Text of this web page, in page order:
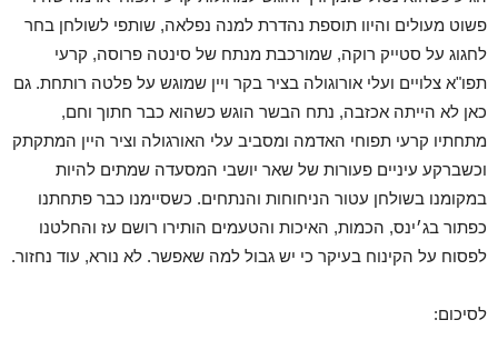
פשוט מעולים והיוו תוספת נהדרת למנה נפלאה, שותפי לשולחן בחר
לחגוג על סטייק רוקה, שמורכבת מנתח של סינטה פרוסה, קרעי
תפו"א צלויים ועלי אורוגולה בציר בקר ויין שמוגש על פלטה רותחת. גם
כאן לא הייתה אכזבה, נתח הבשר הוגש כשהוא כבר חתוך וחם,
מתחתיו קרעי תפוחי האדמה ומסביב עלי האורגולה וציר היין המתקתק
וכשברקע עיניים פעורות של שאר יושבי המסעדה שמתים להיות
במקומנו בשולחן עטור הניחוחות והנתחים. כשסיימנו כבר פתחתנו
כפתור בג׳ינס, הכמות, האיכות והטעמים הותירו רושם עז והחלטנו
לפסוח על הקינוח בעיקר כי יש גבול למה שאפשר. לא נורא, עוד נחזור.
לסיכום: